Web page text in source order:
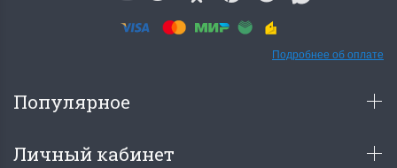
Подробнее об оплате
Популярное
Личный кабинет